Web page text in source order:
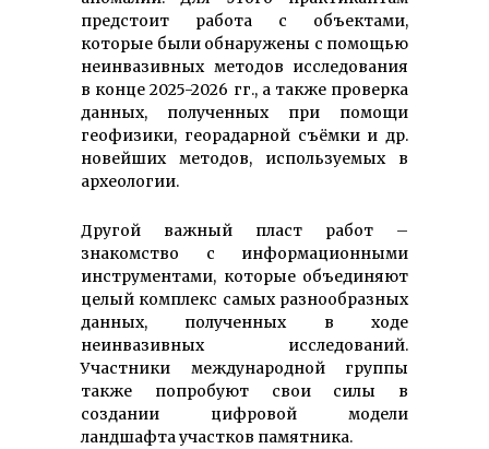
предстоит работа с объектами,
которые были обнаружены с помощью
неинвазивных методов исследования
в конце 2025-2026 гг., а также проверка
данных, полученных при помощи
геофизики, георадарной съёмки и др.
новейших методов, используемых в
археологии.
Другой важный пласт работ –
знакомство с информационными
инструментами, которые объединяют
целый комплекс самых разнообразных
данных, полученных в ходе
неинвазивных исследований.
Участники международной группы
также попробуют свои силы в
создании цифровой модели
ландшафта участков памятника.